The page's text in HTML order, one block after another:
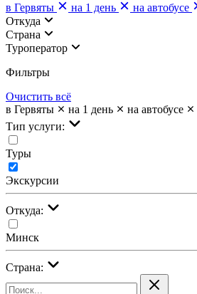
в Гервяты
на 1 день на автобусе
Откуда
Страна
Туроператор
Фильтры
Очистить всё
в Гервяты
на 1 день на автобусе
Тип услуги:
Туры
Экскурсии
Откуда:
Минск
Страна: